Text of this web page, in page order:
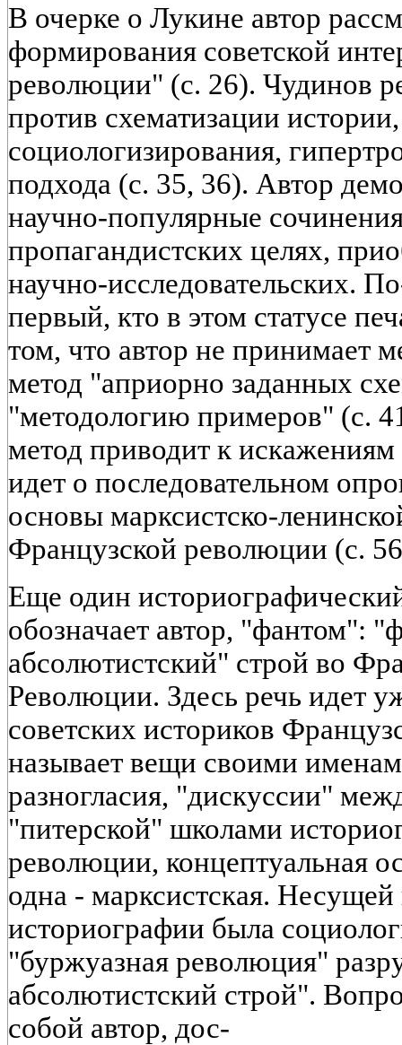
В очерке о Лукине автор
формирования советской
революции" (с. 26). Чудинов
против схематизации
социологизирования,
подхода (с. 35, 36). Автор
научно-популярные
пропагандистских целях,
научно-исследовательских.
первый, кто в этом статусе
том, что автор не принимает
метод "априорно заданных
"методологию примеров" (с.
метод приводит к
идет о последовательном
основы марксистско-
Французской революции (с.
Еще один
обозначает автор, "фантом":
абсолютистский" строй во
Революции. Здесь речь идет
советских историков
называет вещи своими
разногласия, "дискуссии"
"питерской" школами
революции, концептуальная
одна - марксистская. Несущей
историографии была
"буржуазная революция"
абсолютистский строй".
собой автор, дос-